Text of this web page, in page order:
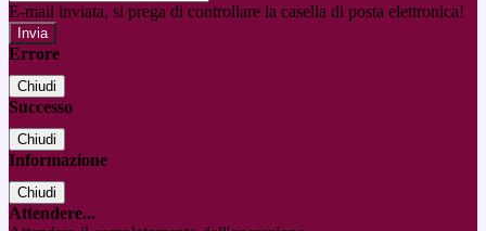
E-mail inviata, si prega di controllare la casella di posta elettronica!
Errore
Chiudi
Successo
Chiudi
Informazione
Chiudi
Attendere...